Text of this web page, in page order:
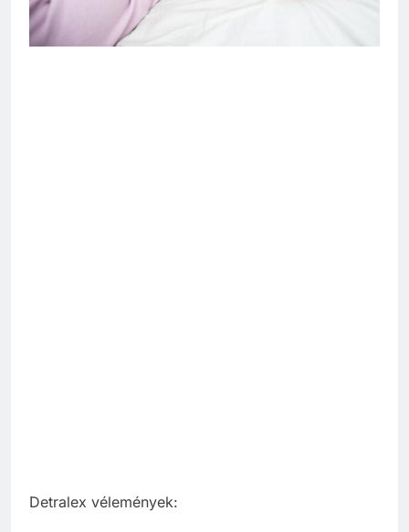
Detralex vélemények: